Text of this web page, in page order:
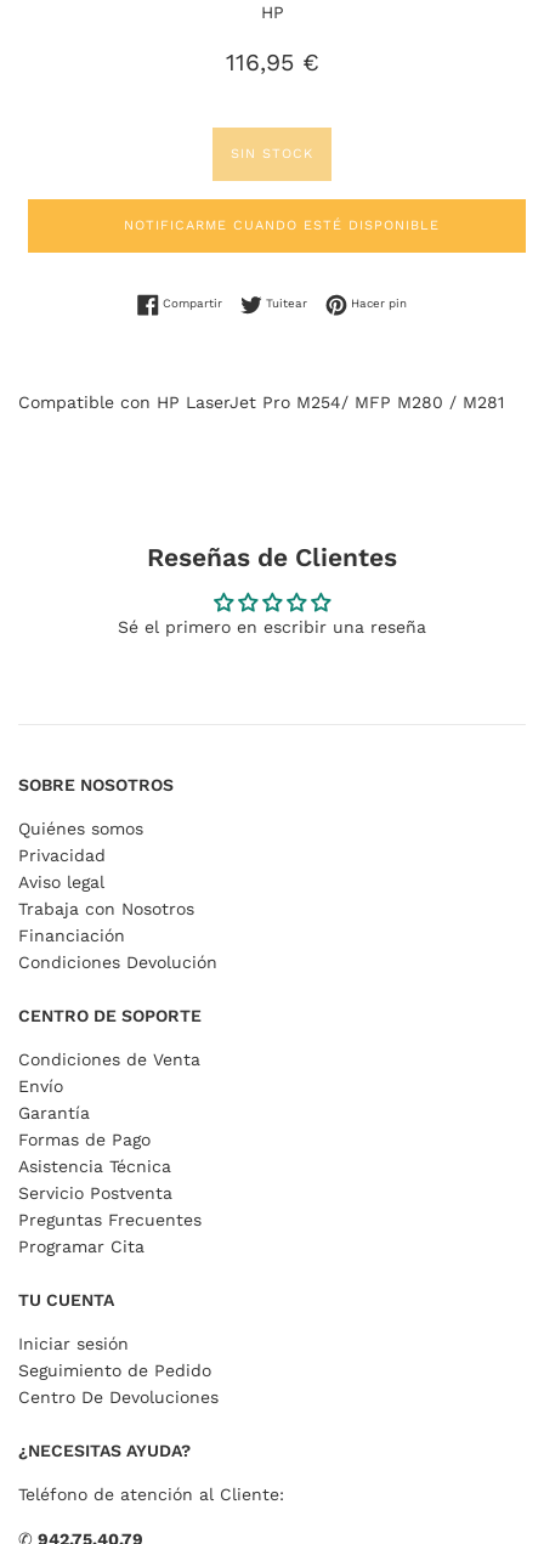
HP
Precio
116,95 €
SIN STOCK
NOTIFICARME CUANDO ESTÉ DISPONIBLE
CompartirCompartir en Facebook
TuitearTuitear en Twitter
Hacer pinPinear en Pinterest
Compatible con HP LaserJet Pro M254/ MFP M280 / M281
Reseñas de Clientes
Sé el primero en escribir una reseña
SOBRE NOSOTROS
Quiénes somos
Privacidad
Aviso legal
Trabaja con Nosotros
Financiación
Condiciones Devolución
CENTRO DE SOPORTE
Condiciones de Venta
Envío
Garantía
Formas de Pago
Asistencia Técnica
Servicio Postventa
Preguntas Frecuentes
Programar Cita
TU CUENTA
Iniciar sesión
Seguimiento de Pedido
Centro De Devoluciones
¿NECESITAS AYUDA?
Teléfono de atención al Cliente:
✆ 942.75.40.79